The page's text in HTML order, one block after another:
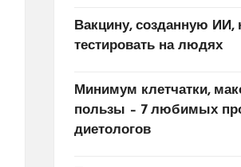
Вакцину, созданную ИИ,
тестировать на людях
Минимум клетчатки,
пользы – 7 любимых
диетологов